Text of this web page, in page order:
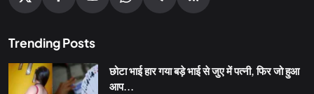
Trending Posts
छोटा भाई हार गया बड़े भाई से जुए में पत्नी, फिर जो हुआ
आप...